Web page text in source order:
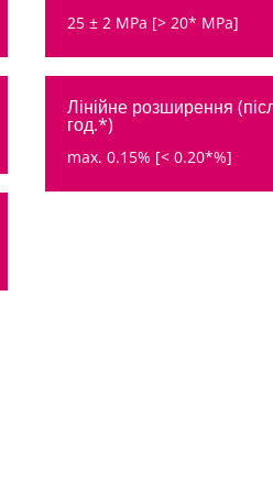
25 ± 2 MPa [> 20* MPa]
Лінійне розширення
год.*)
max. 0.15% [< 0.20*%]